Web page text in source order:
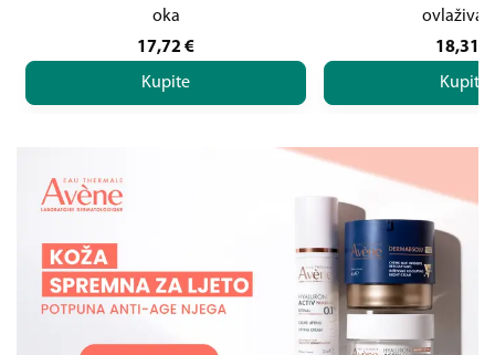
oka
17,72 €
Kupite
18,31
Kupite